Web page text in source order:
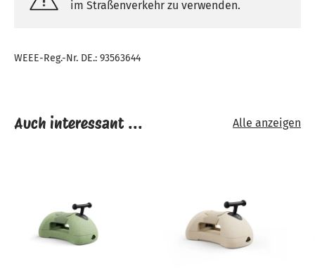
im Straßenverkehr zu verwenden.
WEEE-Reg.-Nr. DE.: 93563644
Auch interessant ... Alle anzeigen